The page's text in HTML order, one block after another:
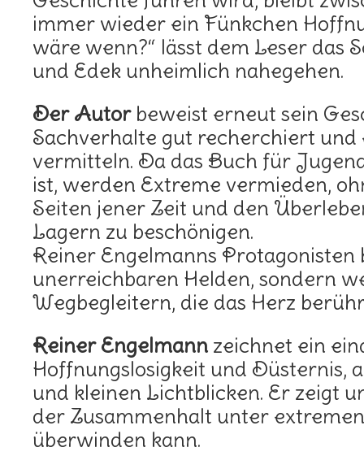
immer wieder ein Fünkchen
wäre wenn?“ lässt dem Leser das
und Edek unheimlich nahegehen.
Der Autor beweist erneut sein
Sachverhalte gut recherchiert und
vermitteln. Da das Buch für
ist, werden Extreme vermieden,
Seiten jener Zeit und den
Lagern zu beschönigen.
Reiner Engelmanns Protagonisten
unerreichbaren Helden, sondern
Wegbegleitern, die das Herz
Reiner Engelmann zeichnet ein
Hoffnungslosigkeit und Düsternis,
und kleinen Lichtblicken. Er zeigt
der Zusammenhalt unter
überwinden kann.